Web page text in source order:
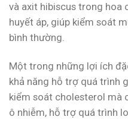
và axit hibiscus trong
huyết áp, giúp kiểm soát
bình thường.
Một trong những lợi ích
khả năng hỗ trợ quá trình
kiểm soát cholesterol mà
ô nhiễm, hỗ trợ quá trình